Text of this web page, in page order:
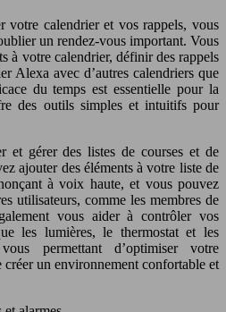
votre calendrier et vos rappels, vous
un rendez-vous important. Vous
à votre calendrier, définir des rappels
Alexa avec d’autres calendriers que
du temps est essentielle pour la
des outils simples et intuitifs pour
et gérer des listes de courses et de
ajouter des éléments à votre liste de
à voix haute, et vous pouvez
utilisateurs, comme les membres de
vous aider à contrôler vos
les lumières, le thermostat et les
permettant d’optimiser votre
créer un environnement confortable et